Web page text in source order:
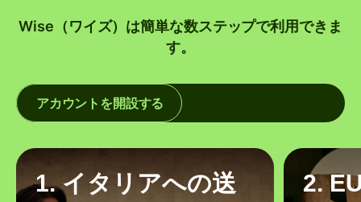
Wise（ワイズ）は簡単な数ステップで利用できま
す。
アカウントを開設する
1. イタリアへの送
2.